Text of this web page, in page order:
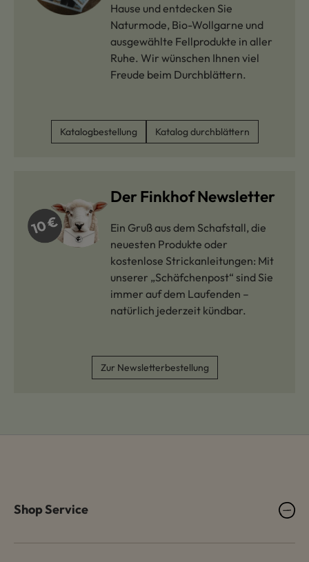
Hause und entdecken Sie
Naturmode, Bio-Wollgarne und
ausgewählte Fellprodukte in aller
Ruhe. Wir wünschen Ihnen viel
Freude beim Durchblättern.
Katalogbestellung Katalog durchblättern
Der Finkhof Newsletter
Ein Gruß aus dem Schafstall, die
neuesten Produkte oder
kostenlose Strickanleitungen: Mit
unserer „Schäfchenpost“ sind Sie
immer auf dem Laufenden –
natürlich jederzeit kündbar.
Zur Newsletterbestellung
Shop Service